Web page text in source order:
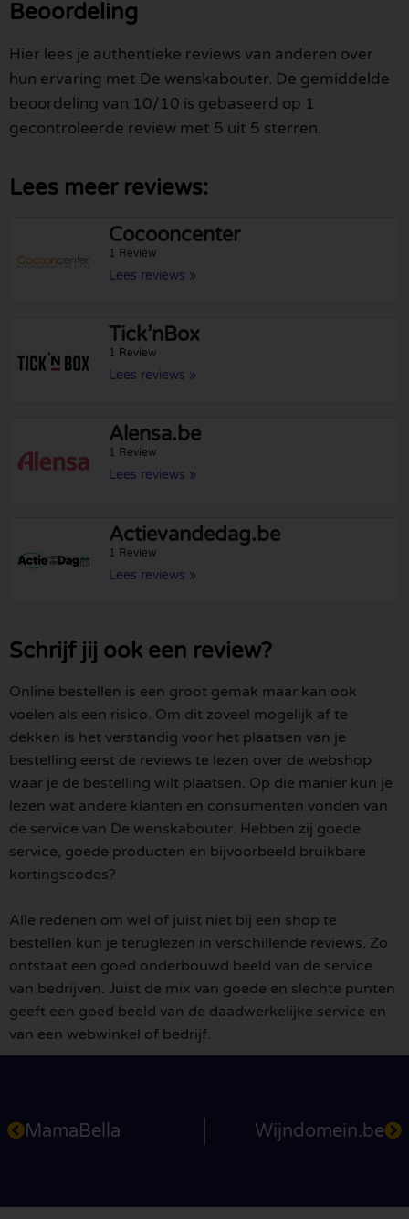
Beoordeling
Hier lees je authentieke reviews van anderen over
hun ervaring met De wenskabouter. De gemiddelde
beoordeling van 10/10 is gebaseerd op 1
gecontroleerde review met 5 uit 5 sterren.
Lees meer reviews:
Cocooncenter
1 Review
Lees reviews »
Tick’nBox
1 Review
Lees reviews »
Alensa.be
1 Review
Lees reviews »
Actievandedag.be
1 Review
Lees reviews »
Schrijf jij ook een review?
Online bestellen is een groot gemak maar kan ook
voelen als een risico. Om dit zoveel mogelijk af te
dekken is het verstandig voor het plaatsen van je
bestelling eerst de reviews te lezen over de webshop
waar je de bestelling wilt plaatsen. Op die manier kun je
lezen wat andere klanten en consumenten vonden van
de service van De wenskabouter. Hebben zij goede
service, goede producten en bijvoorbeeld bruikbare
kortingscodes?
Alle redenen om wel of juist niet bij een shop te
bestellen kun je teruglezen in verschillende reviews. Zo
ontstaat een goed onderbouwd beeld van de service
van bedrijven. Juist de mix van goede en slechte punten
geeft een goed beeld van de daadwerkelijke service en
van een webwinkel of bedrijf.
MamaBella Wijndomein.be